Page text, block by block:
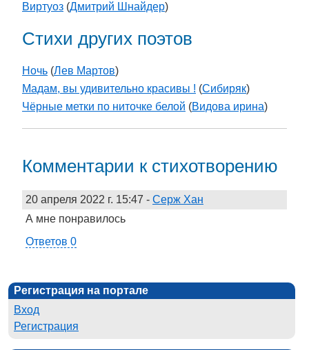
Виртуоз (Дмитрий Шнайдер)
Стихи других поэтов
Ночь (Лев Мартов)
Мадам, вы удивительно красивы ! (Cибиряк)
Чёрные метки по ниточке белой (Видова ирина)
Комментарии к стихотворению
20 апреля 2022 г. 15:47 - Серж Хан
А мне понравилось
Ответов 0
Регистрация на портале
Вход
Регистрация